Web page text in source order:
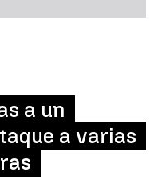
a un
a varias